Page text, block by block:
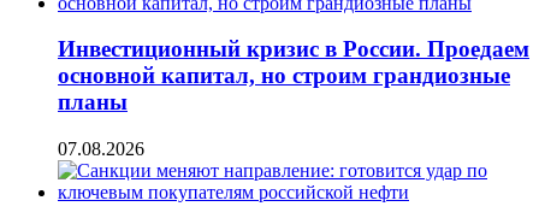
Инвестиционный кризис в России. Проедаем
основной капитал, но строим грандиозные
планы
07.08.2026